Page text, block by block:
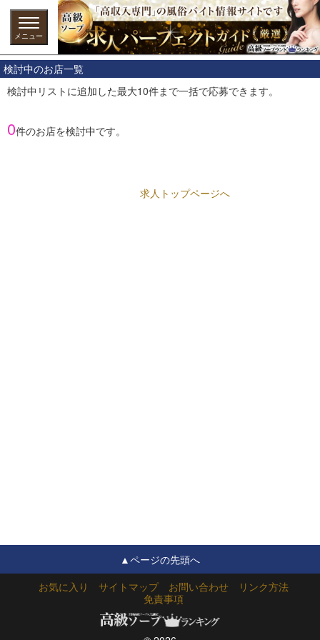
メニュー
検討中のお店一覧
検討中リストに追加した最大10件まで一括で応募できます。
0件のお店を検討中です。
求人トップページへ
▲ページの先頭へ
お気に入り
サイトマップ お問い合わせ
リンク方法
免責事項